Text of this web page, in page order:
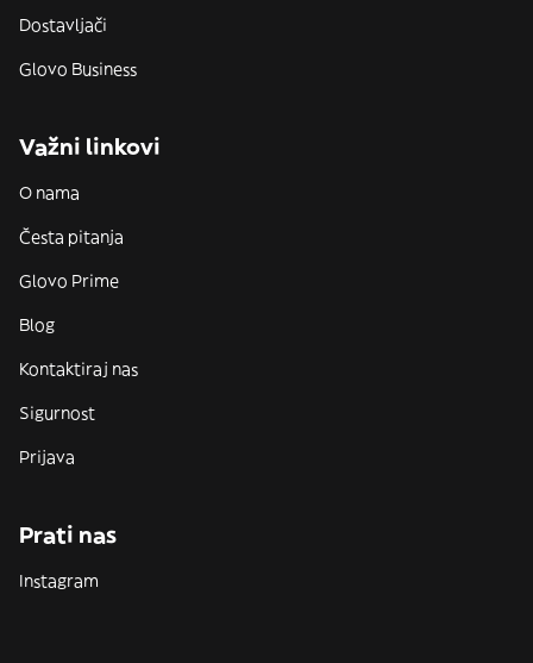
Dostavljači
Glovo Business
Važni linkovi
O nama
Česta pitanja
Glovo Prime
Blog
Kontaktiraj nas
Sigurnost
Prijava
Prati nas
Instagram